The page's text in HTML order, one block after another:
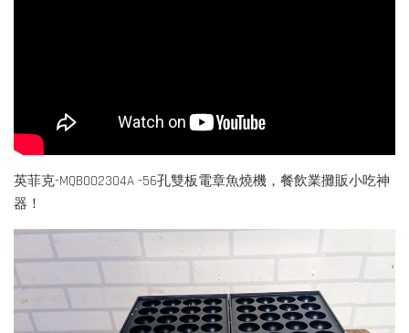
英菲克-MQB002304A -56孔雙板電章魚燒機，餐飲業攤販小吃神
器！